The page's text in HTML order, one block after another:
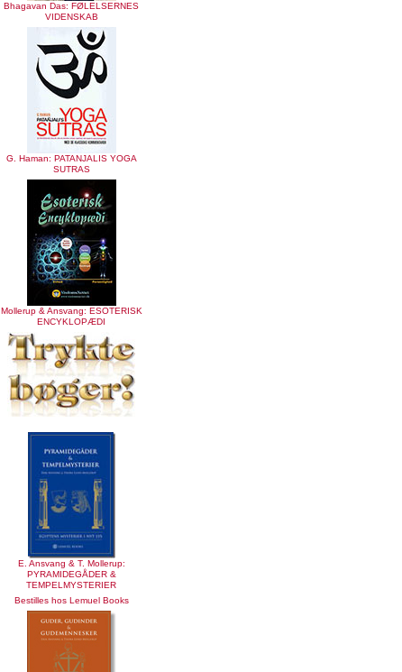
Bhagavan Das: FØLELSERNES
VIDENSKAB
G. Haman: PATANJALIS YOGA
SUTRAS
Mollerup & Ansvang: ESOTERISK
ENCYKLOPÆDI
E. Ansvang & T. Mollerup:
PYRAMIDEGÅDER &
TEMPELMYSTERIER
Bestilles hos Lemuel Books